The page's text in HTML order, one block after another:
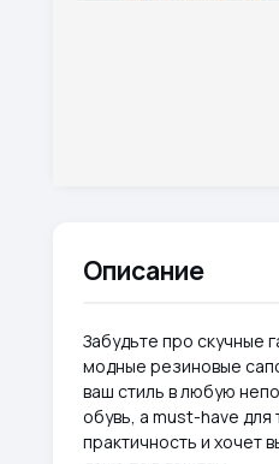
Описание
Забудьте про скучные
модные резиновые
ваш стиль в любую
обувь, а must-have для
практичность и хочет